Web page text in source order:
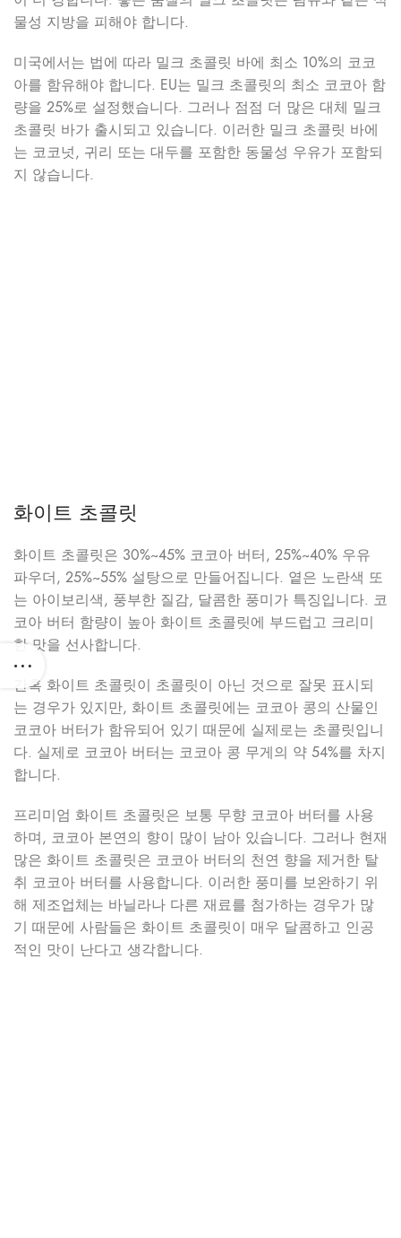
물성 지방을 피해야 합니다.
미국에서는 법에 따라 밀크 초콜릿 바에 최소 10%의 코코
아를 함유해야 합니다. EU는 밀크 초콜릿의 최소 코코아 함
량을 25%로 설정했습니다. 그러나 점점 더 많은 대체 밀크
초콜릿 바가 출시되고 있습니다. 이러한 밀크 초콜릿 바에
는 코코넛, 귀리 또는 대두를 포함한 동물성 우유가 포함되
지 않습니다.
화이트 초콜릿
화이트 초콜릿은 30%~45% 코코아 버터, 25%~40% 우유
파우더, 25%~55% 설탕으로 만들어집니다. 옅은 노란색 또
는 아이보리색, 풍부한 질감, 달콤한 풍미가 특징입니다. 코
코아 버터 함량이 높아 화이트 초콜릿에 부드럽고 크리미
한 맛을 선사합니다.
간혹 화이트 초콜릿이 초콜릿이 아닌 것으로 잘못 표시되
는 경우가 있지만, 화이트 초콜릿에는 코코아 콩의 산물인
코코아 버터가 함유되어 있기 때문에 실제로는 초콜릿입니
다. 실제로 코코아 버터는 코코아 콩 무게의 약 54%를 차지
합니다.
프리미엄 화이트 초콜릿은 보통 무향 코코아 버터를 사용
하며, 코코아 본연의 향이 많이 남아 있습니다. 그러나 현재
많은 화이트 초콜릿은 코코아 버터의 천연 향을 제거한 탈
취 코코아 버터를 사용합니다. 이러한 풍미를 보완하기 위
해 제조업체는 바닐라나 다른 재료를 첨가하는 경우가 많
기 때문에 사람들은 화이트 초콜릿이 매우 달콤하고 인공
적인 맛이 난다고 생각합니다.